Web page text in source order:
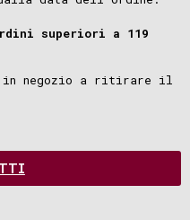
superiori a 119
in negozio a ritirare il